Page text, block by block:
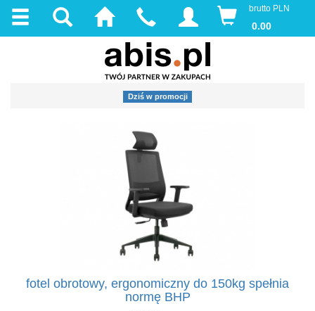
brutto PLN
0.00
Dziś w promocji
fotel obrotowy, ergonomiczny do 150kg spełnia
normę BHP